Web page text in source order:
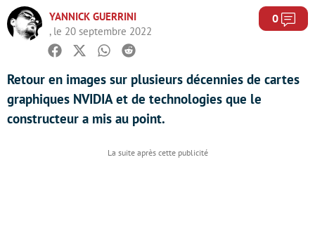
YANNICK GUERRINI
, le 20 septembre 2022
0
Facebook
TwitterWhatsapp
Reddit
Retour en images sur plusieurs décennies de cartes
graphiques NVIDIA et de technologies que le
constructeur a mis au point.